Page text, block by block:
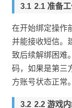
2.1 准备
在开始绑定操作
并能接收短信。
致后续解绑困难
码，如果是第三
方账号状态正常。
2.2 游戏